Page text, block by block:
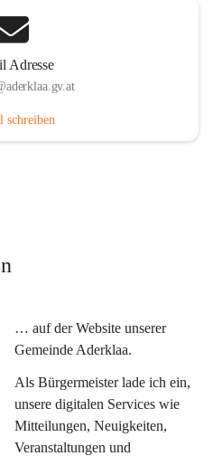
Adresse
schreiben
… auf der Website unserer
Gemeinde Aderklaa.
Als Bürgermeister lade ich ein,
unsere digitalen Services wie
Mitteilungen, Neuigkeiten,
Veranstaltungen und